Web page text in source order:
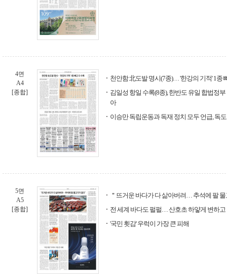
4면
A4
[종합]
천안함 北도발 명시(7종)… '한강의 기적' 1종
김일성 항일 수록(8종), 한반도 유일 합법정
아
이승만 독립운동과 독재 정치 모두 언급, 독
5면
A5
[종합]
＂뜨거운 바다가 다 삶아버려… 추석에 팔
전 세계 바다도 펄펄… 산호초 하얗게 변하
'국민 횟감' 우럭이 가장 큰 피해